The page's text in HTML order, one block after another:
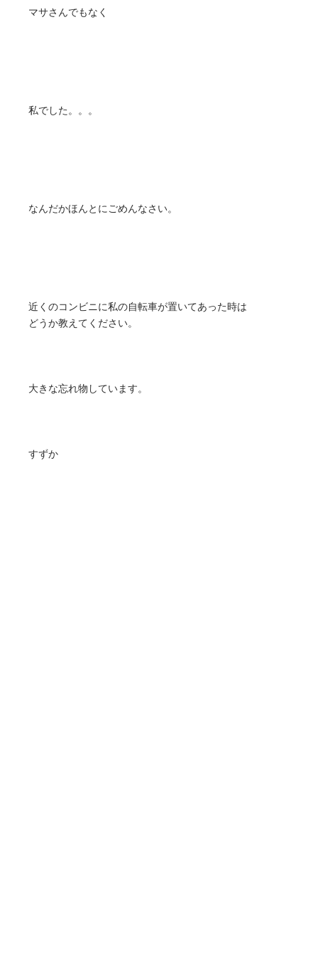
マサさんでもなく
私でした。。。
なんだかほんとにごめんなさい。
近くのコンビニに私の自転車が置いてあった時は
どうか教えてください。
大きな忘れ物しています。
すずか